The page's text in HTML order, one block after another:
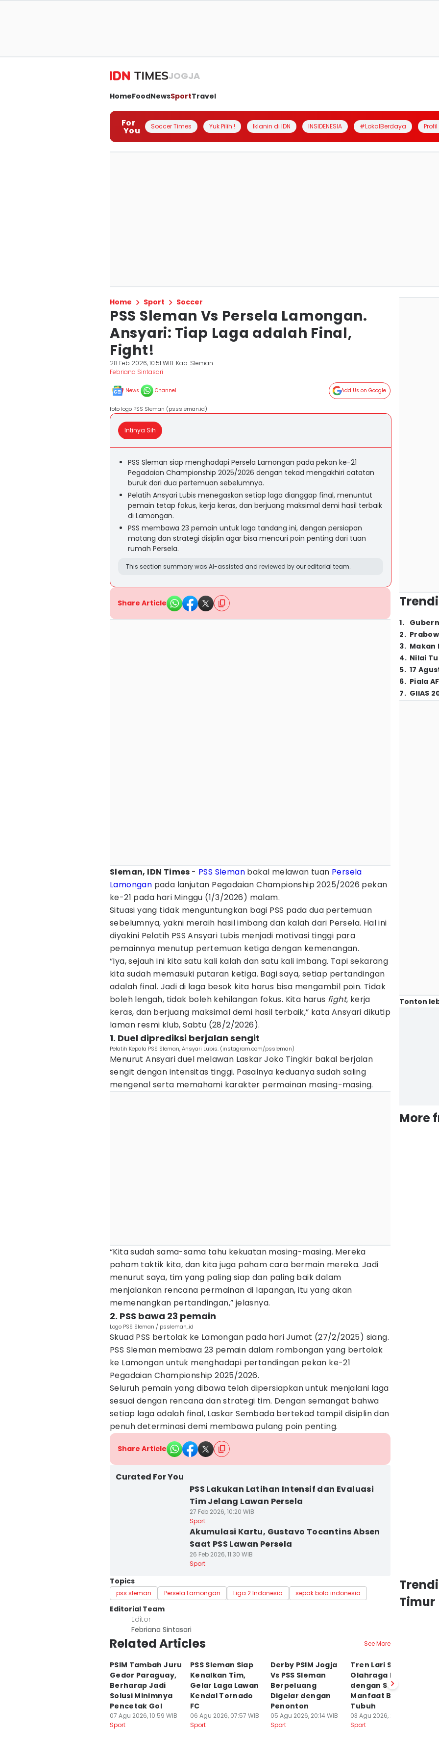
JOGJA
HomeFoodNewsSportTravel
For
You Soccer Times Yuk Pilih ! Iklanin di IDN INSIDENESIA #LokalBerdaya
Home Sport Soccer
PSS Sleman Vs Persela Lamongan.
Ansyari: Tiap Laga adalah Final,
Fight!
28 Feb 2026, 10:51 WIB Kab. Sleman
Febriana Sintasari
News Channel Add Us on Google
foto logo PSS Sleman (psssleman.id)
Intinya Sih
PSS Sleman siap menghadapi Persela Lamongan pada pekan ke-21
Pegadaian Championship 2025/2026 dengan tekad mengakhiri catatan
buruk dari dua pertemuan sebelumnya.
Pelatih Ansyari Lubis menegaskan setiap laga dianggap final, menuntut
pemain tetap fokus, kerja keras, dan berjuang maksimal demi hasil terbaik
di Lamongan.
PSS membawa 23 pemain untuk laga tandang ini, dengan persiapan
matang dan strategi disiplin agar bisa mencuri poin penting dari tuan
rumah Persela.
This section summary was AI-assisted and reviewed by our editorial team.
Share Article
Sleman, IDN Times - PSS Sleman bakal melawan tuan Persela
Lamongan pada lanjutan Pegadaian Championship 2025/2026 pekan
ke-21 pada hari Minggu (1/3/2026) malam.
Situasi yang tidak menguntungkan bagi PSS pada dua pertemuan
sebelumnya, yakni meraih hasil imbang dan kalah dari Persela. Hal ini
diyakini Pelatih PSS Ansyari Lubis menjadi motivasi tinggi para
pemainnya menutup pertemuan ketiga dengan kemenangan.
“Iya, sejauh ini kita satu kali kalah dan satu kali imbang. Tapi sekarang
kita sudah memasuki putaran ketiga. Bagi saya, setiap pertandingan
adalah final. Jadi di laga besok kita harus bisa mengambil poin. Tidak
boleh lengah, tidak boleh kehilangan fokus. Kita harus fight, kerja
keras, dan berjuang maksimal demi hasil terbaik,” kata Ansyari dikutip
laman resmi klub, Sabtu (28/2/2026).
1. Duel diprediksi berjalan sengit
Pelatih Kepala PSS Sleman, Ansyari Lubis. (instagram.com/pssleman)
Menurut Ansyari duel melawan Laskar Joko Tingkir bakal berjalan
sengit dengan intensitas tinggi. Pasalnya keduanya sudah saling
mengenal serta memahami karakter permainan masing-masing.
“Kita sudah sama-sama tahu kekuatan masing-masing. Mereka
paham taktik kita, dan kita juga paham cara bermain mereka. Jadi
menurut saya, tim yang paling siap dan paling baik dalam
menjalankan rencana permainan di lapangan, itu yang akan
memenangkan pertandingan,” jelasnya.
2. PSS bawa 23 pemain
Logo PSS Sleman / pssleman,.id
Skuad PSS bertolak ke Lamongan pada hari Jumat (27/2/2025) siang.
PSS Sleman membawa 23 pemain dalam rombongan yang bertolak
ke Lamongan untuk menghadapi pertandingan pekan ke-21
Pegadaian Championship 2025/2026.
Seluruh pemain yang dibawa telah dipersiapkan untuk menjalani laga
sesuai dengan rencana dan strategi tim. Dengan semangat bahwa
setiap laga adalah final, Laskar Sembada bertekad tampil disiplin dan
penuh determinasi demi membawa pulang poin penting.
Share Article
Curated For You
PSS Lakukan Latihan Intensif dan Evaluasi
Tim Jelang Lawan Persela
27 Feb 2026, 10:20 WIB
Sport
Akumulasi Kartu, Gustavo Tocantins Absen
Saat PSS Lawan Persela
26 Feb 2026, 11:30 WIB
Sport
Topics
pss sleman Persela Lamongan Liga 2 Indonesia sepak bola indonesia
Editorial Team
Editor
Febriana Sintasari
Related Articles See More
PSIM Tambah Juru
Gedor Paraguay,
Berharap Jadi
Solusi Minimnya
Pencetak Gol
07 Agu 2026, 10:59 WIB
Sport
PSS Sleman Siap
Kenalkan Tim,
Gelar Laga Lawan
Kendal Tornado
FC
06 Agu 2026, 07:57 WIB
Sport
Derby PSIM Jogja
Vs PSS Sleman
Berpeluang
Digelar dengan
Penonton
05 Agu 2026, 20:14 WIB
Sport
Tren Lari Santai,
Olahraga Murah
dengan Segudang
Manfaat Bagi
Tubuh
03 Agu 2026, 20:40 WIB
Sport
1.
2.
3. Makan
4. Nilai
5. 17
6. Piala
7. GIIAS
Tonton
More
Timur